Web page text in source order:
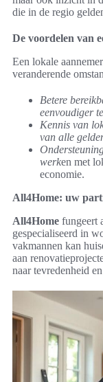
die in de regio
De voordelen van
Een lokale
veranderende
Betere
eenvoudiger
Kennis van
van alle
werken met
economie.
All4Home: uw
All4Home fungeert
gespecialiseerd in
vakmannen kan
aan
naar tevredenheid